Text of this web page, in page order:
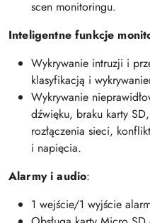
scen monitoringu.
Inteligentne funkcje
Wykrywanie intruzji i
klasyfikacją i
Wykrywanie
dźwięku, braku karty
rozłączenia sieci,
i napięcia.
Alarmy i audio:
1 wejście/1 wyjście